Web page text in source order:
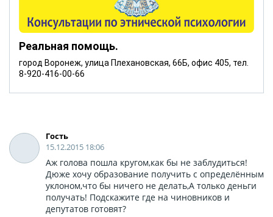
Реальная помощь.
город Воронеж, улица Плехановская, 66Б, офис 405, тел.
8-920-416-00-66
Гость
15.12.2015 18:06
Аж голова пошла кругом,как бы не заблудиться!
Дюже хочу образование получить с определённым
уклоном,что бы ничего не делать,А только деньги
получать! Подскажите где на чиновников и
депутатов готовят?